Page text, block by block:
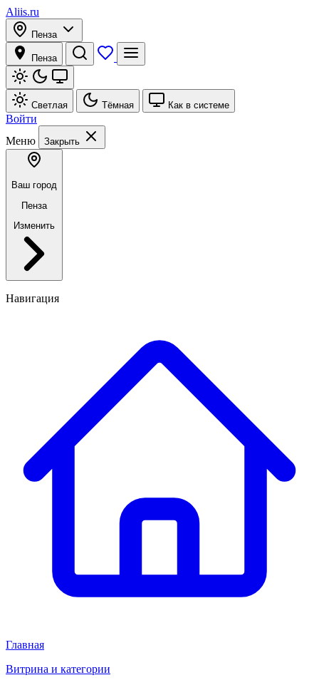
Aliis.ru
Пенза
Пенза
Светлая Тёмная Как в системе
Войти
Меню
Закрыть
Ваш город
Пенза
Изменить
Навигация
Главная
Витрина и категории